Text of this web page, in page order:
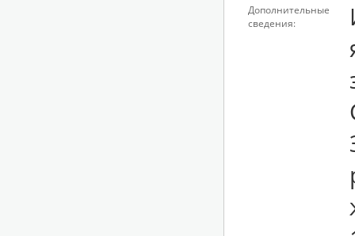
Дополнительные
сведения: